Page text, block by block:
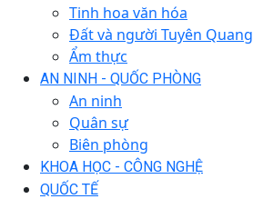
Tinh hoa văn hóa
Đất và người Tuyên Quang
Ẩm thực
AN NINH - QUỐC PHÒNG
An ninh
Quân sự
Biên phòng
KHOA HỌC - CÔNG NGHỆ
QUỐC TẾ